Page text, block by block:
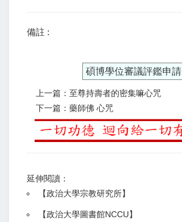
備註 :
碩博學位審議評鑑申請
上一篇：至尊持壽者的密集嘛心咒
下一篇：藥師佛 心咒
延伸閱讀：
【政治大學宗教研究所】
【政治大學圖書館NCCU】